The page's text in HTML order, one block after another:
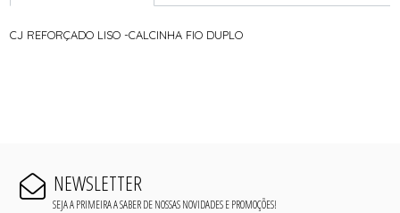
CJ REFORÇADO LISO -CALCINHA FIO DUPLO
NEWSLETTER
SEJA A PRIMEIRA A SABER DE NOSSAS NOVIDADES E PROMOÇÕES!